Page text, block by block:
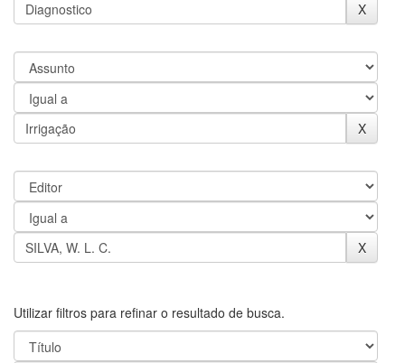
Utilizar filtros para refinar o resultado de busca.